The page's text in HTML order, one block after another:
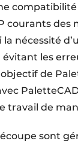
compatibilité
courants des
nécessité
évitant les
de
travail de
sont